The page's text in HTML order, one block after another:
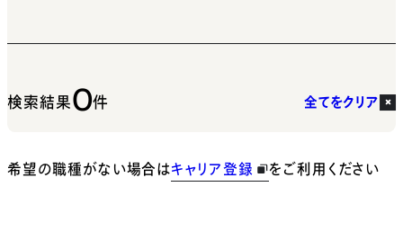
検索結果0件 全てをクリア
希望の職種がない場合はキャリア登録 をご利用ください